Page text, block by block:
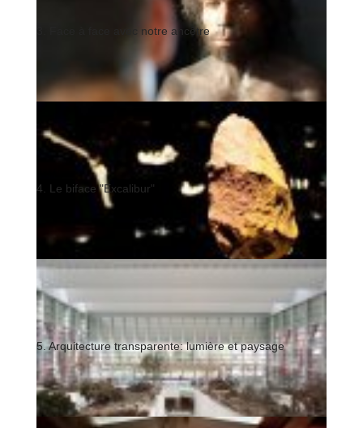
3. Face à face avec notre ancêtre
4. Le biface "Excalibur"
5. Arquitecture transparente: lumière et paysage